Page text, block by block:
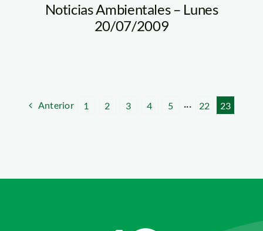
Noticias Ambientales – Lunes
20/07/2009
Anterior 1 2 3 4 5 ··· 22 23